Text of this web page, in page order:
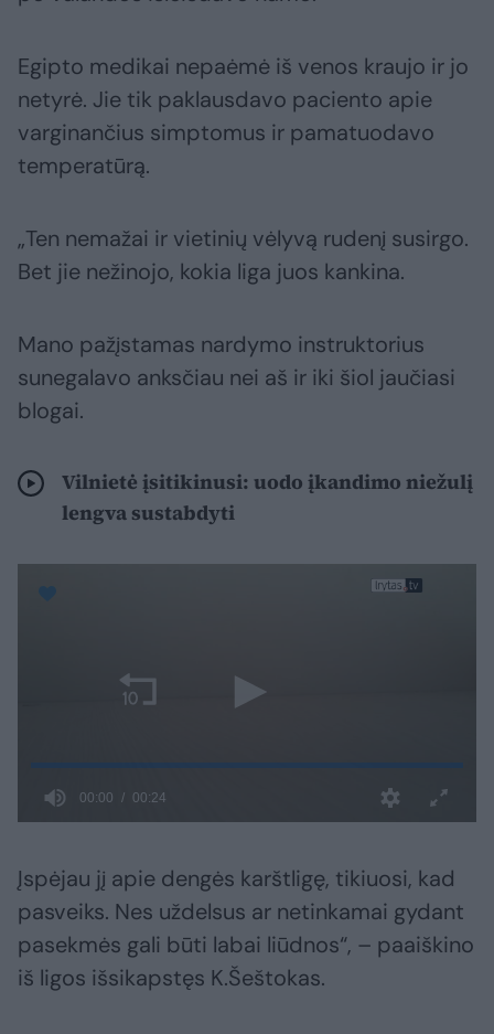
Egipto medikai nepaėmė iš venos kraujo ir jo
netyrė. Jie tik paklausdavo paciento apie
varginančius simptomus ir pamatuodavo
temperatūrą.
„Ten nemažai ir vietinių vėlyvą rudenį susirgo.
Bet jie nežinojo, kokia liga juos kankina.
Mano pažįstamas nardymo instruktorius
sunegalavo anksčiau nei aš ir iki šiol jaučiasi
blogai.
Vilnietė įsitikinusi: uodo įkandimo niežulį
lengva sustabdyti
Įspėjau jį apie dengės karštligę, tikiuosi, kad
pasveiks. Nes uždelsus ar netinkamai gydant
pasekmės gali būti labai liūdnos“, – paaiškino
iš ligos išsikapstęs K.Šeštokas.